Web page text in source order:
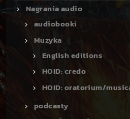
Nagrania audio
audiobooki
Muzyka
English editions
HOID: credo
HOID: oratorium/
podcasty